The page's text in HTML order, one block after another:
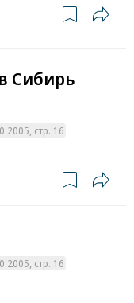
Сибирь
стр. 16
стр. 16